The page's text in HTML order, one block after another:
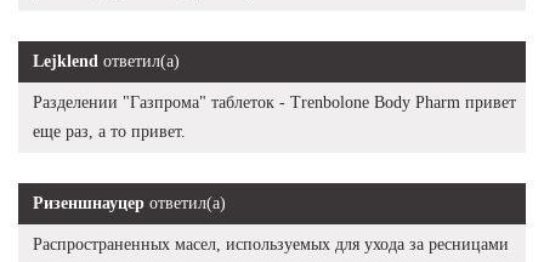
Lejklend ответил(а)
Разделении "Газпрома" таблеток - Trenbolone Body Pharm привет
еще раз, а то привет.
Ризеншнауцер ответил(а)
Распространенных масел, используемых для ухода за ресницами